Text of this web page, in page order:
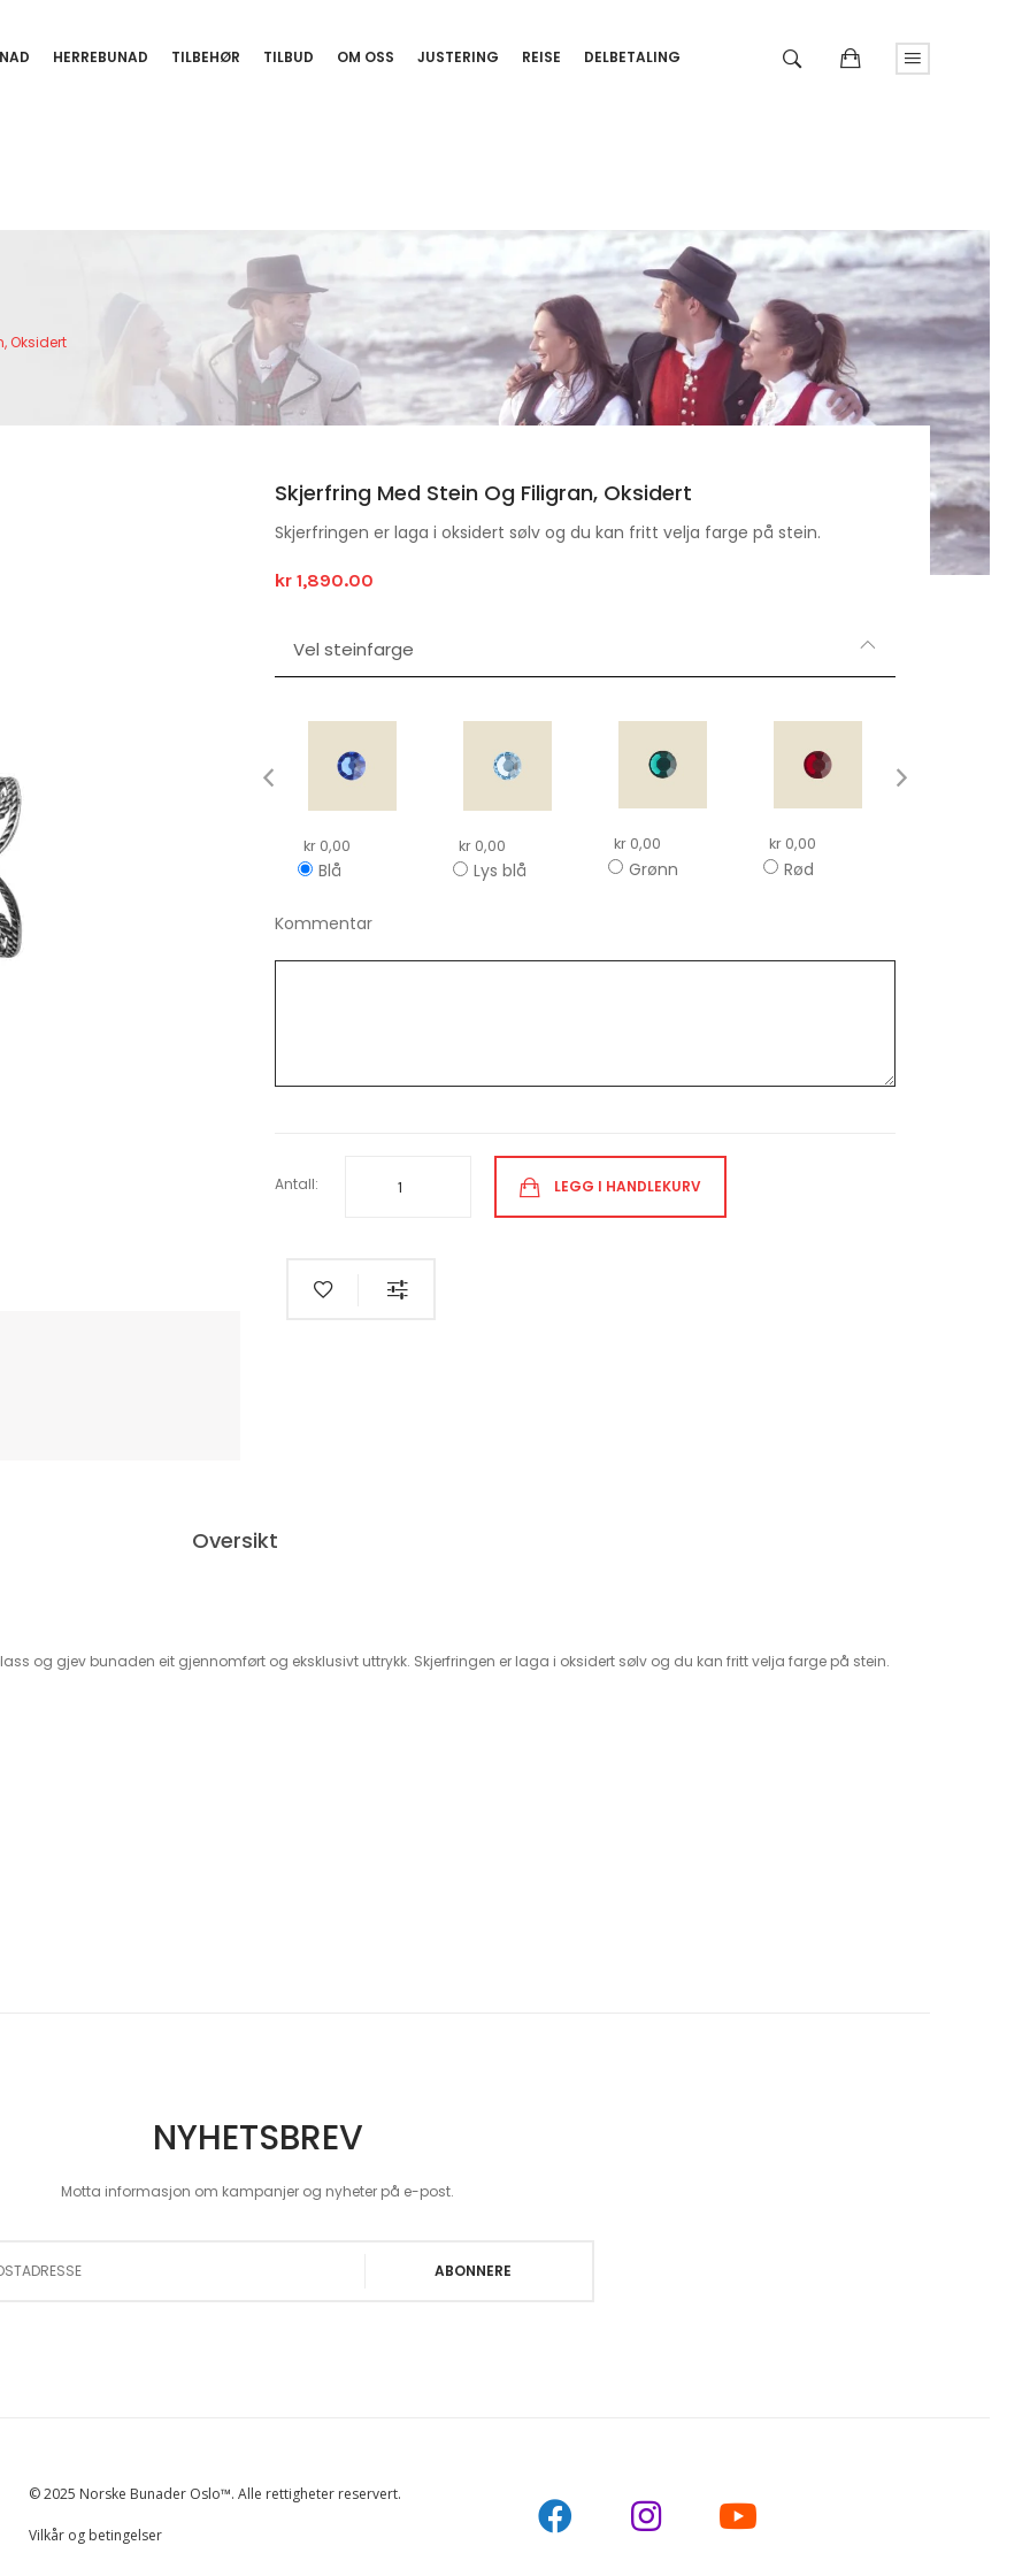
HERREBUNAD TILBEHØR TILBUD OM OSS JUSTERING REISE DELBETALING
Oksidert
Skjerfring Med Stein Og Filigran, Oksidert
Skjerfringen er laga i oksidert sølv og du kan fritt velja farge på stein.
kr 1,890.00
Vel steinfarge
kr 0,00
Blå
kr 0,00
Lys blå
kr 0,00
Grønn
kr 0,00
Rød
Kommentar
Antall: LEGG I HANDLEKURV
Oversikt
og gjev bunaden eit gjennomført og eksklusivt uttrykk. Skjerfringen er laga i oksidert sølv og du kan fritt velja farge på stein.
NYHETSBREV
Motta informasjon om kampanjer og nyheter på e-post.
ABONNERE
© 2025 Norske Bunader Oslo™. Alle rettigheter reservert.
Vilkår og betingelser